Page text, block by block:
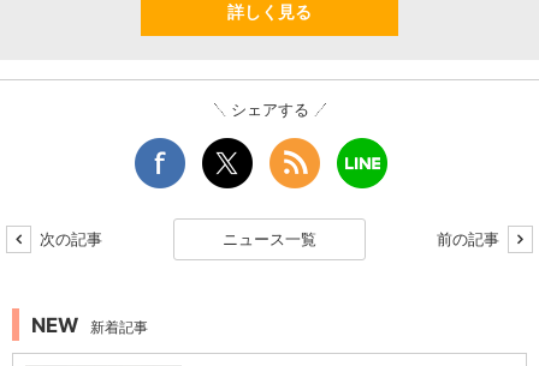
詳しく見る
シェアする
次の記事 ニュース一覧 前の記事
NEW 新着記事